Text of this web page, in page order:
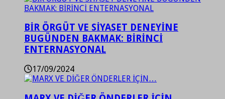
BİR ÖRGÜT VE SİYASET DENEYİNE
BUGÜNDEN BAKMAK: BİRİNCİ
ENTERNASYONAL
17/09/2024